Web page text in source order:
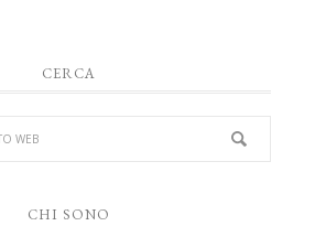
CERCA
CHI SONO